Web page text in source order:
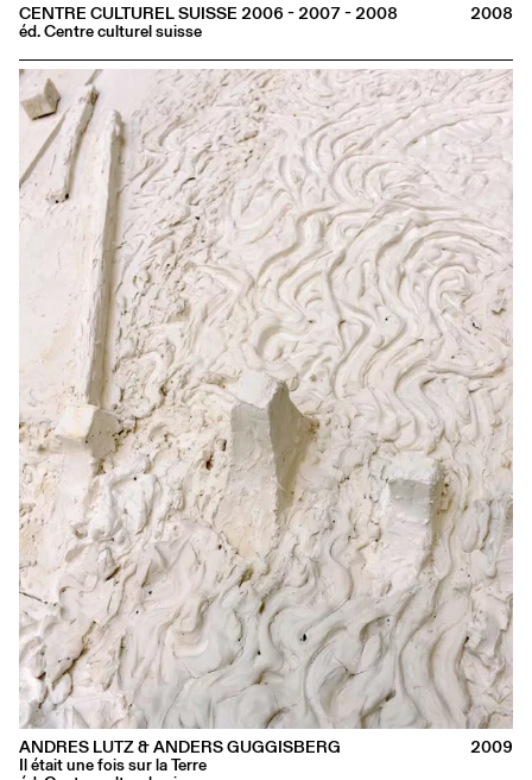
CENTRE CULTUREL SUISSE 2006 - 2007 - 2008
éd. Centre culturel suisse
2008
ANDRES LUTZ & ANDERS GUGGISBERG
Il était une fois sur la Terre
2009